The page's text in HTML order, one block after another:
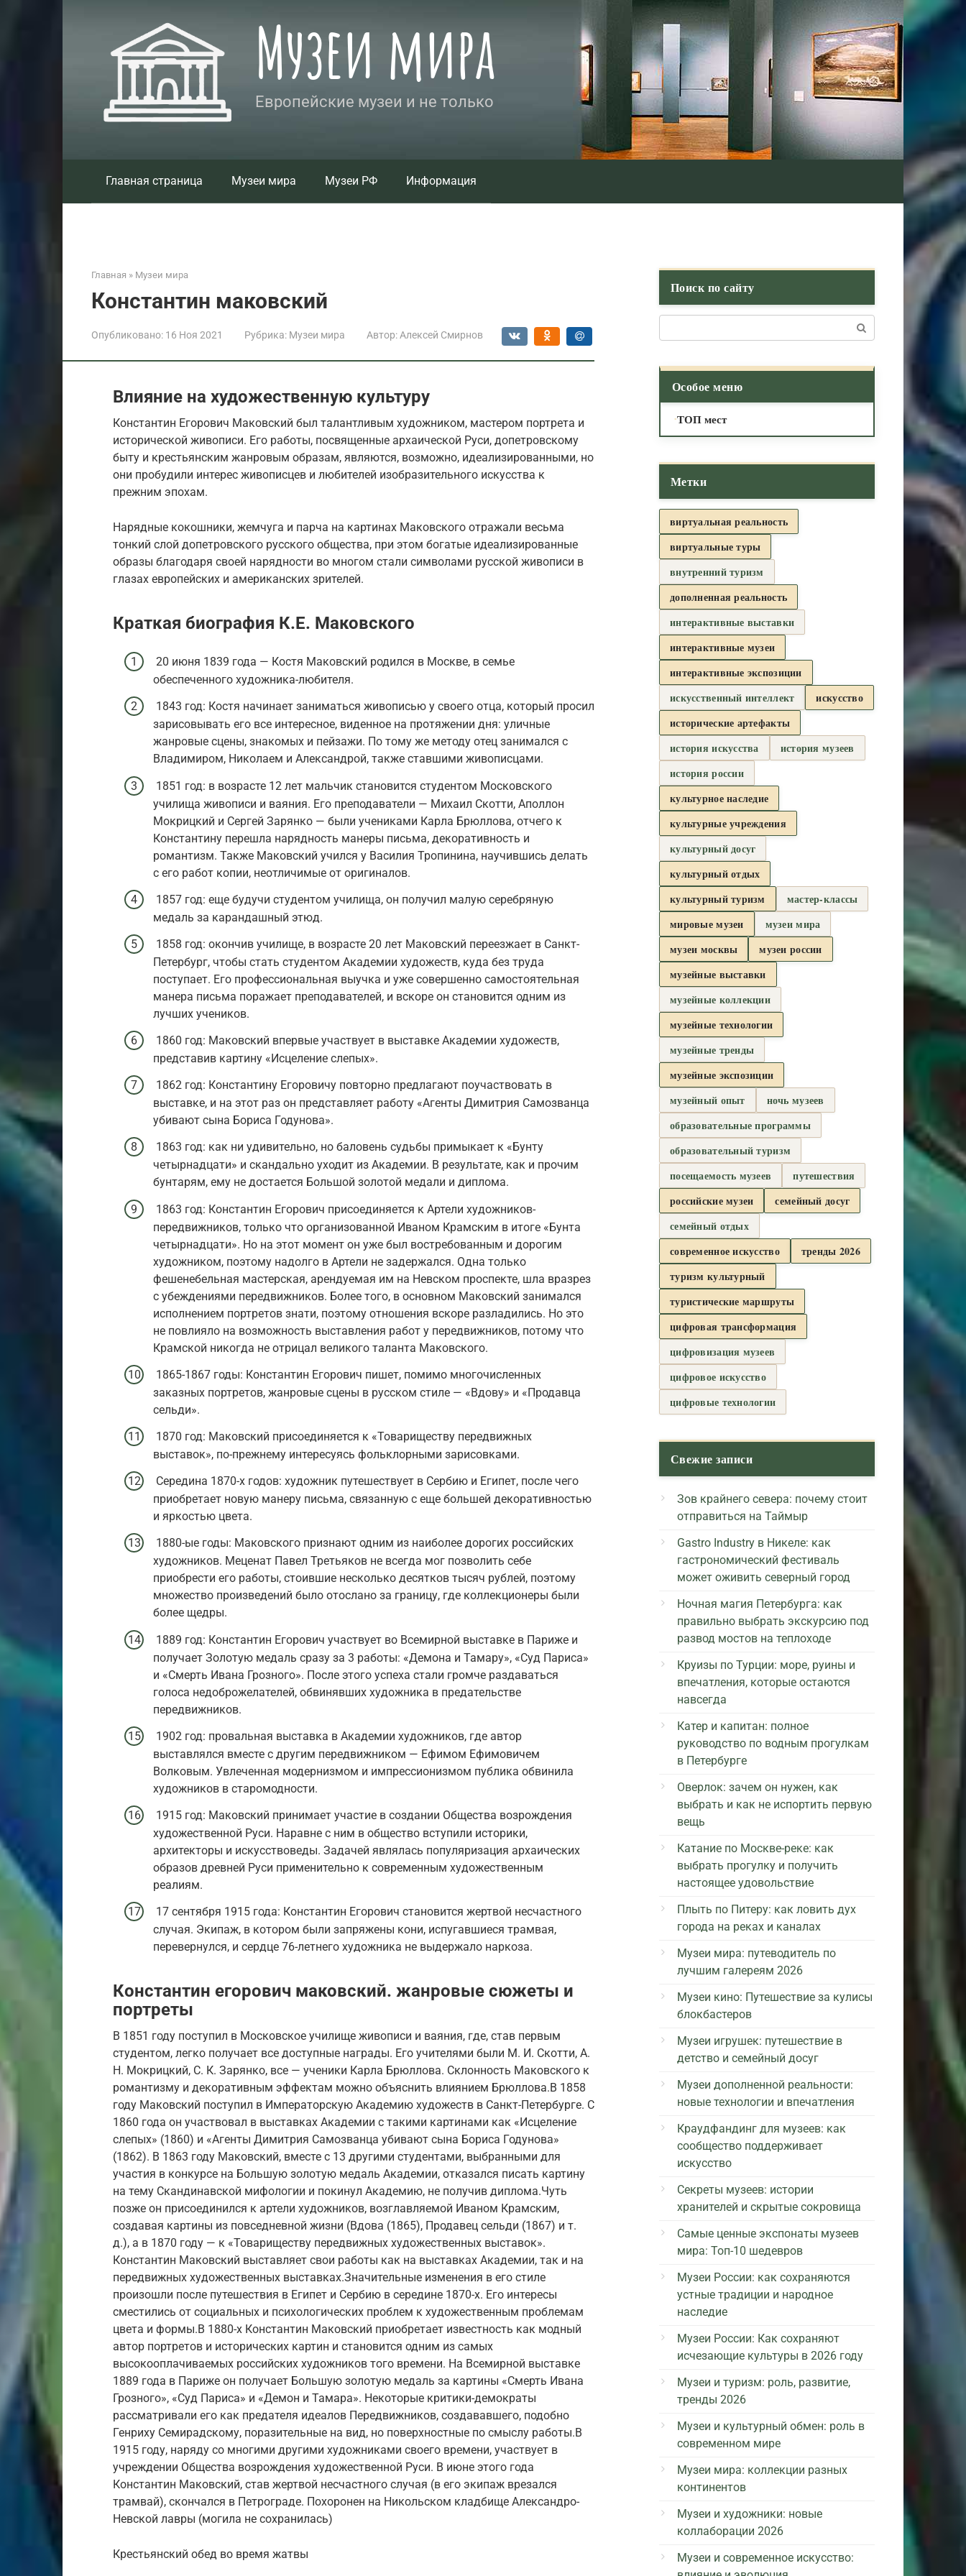
Музеи мира
Европейские музеи и не только
Главная страница Музеи мира Музеи РФ Информация
Главная » Музеи мира
Константин маковский
Опубликовано: 16 Ноя 2021 Рубрика: Музеи мира Автор: Алексей Смирнов
Влияние на художественную культуру
Константин Егорович Маковский был талантливым художником, мастером портрета и
исторической живописи. Его работы, посвященные архаической Руси, допетровскому
быту и крестьянским жанровым образам, являются, возможно, идеализированными, но
они пробудили интерес живописцев и любителей изобразительного искусства к
прежним эпохам.
Нарядные кокошники, жемчуга и парча на картинах Маковского отражали весьма
тонкий слой допетровского русского общества, при этом богатые идеализированные
образы благодаря своей нарядности во многом стали символами русской живописи в
глазах европейских и американских зрителей.
Краткая биография К.Е. Маковского
20 июня 1839 года — Костя Маковский родился в Москве, в семье
обеспеченного художника-любителя.
1843 год: Костя начинает заниматься живописью у своего отца, который просил
зарисовывать его все интересное, виденное на протяжении дня: уличные
жанровые сцены, знакомых и пейзажи. По тому же методу отец занимался с
Владимиром, Николаем и Александрой, также ставшими живописцами.
1851 год: в возрасте 12 лет мальчик становится студентом Московского
училища живописи и ваяния. Его преподаватели — Михаил Скотти, Аполлон
Мокрицкий и Сергей Зарянко — были учениками Карла Брюллова, отчего к
Константину перешла нарядность манеры письма, декоративность и
романтизм. Также Маковский учился у Василия Тропинина, научившись делать
с его работ копии, неотличимые от оригиналов.
1857 год: еще будучи студентом училища, он получил малую серебряную
медаль за карандашный этюд.
1858 год: окончив училище, в возрасте 20 лет Маковский переезжает в Санкт-
Петербург, чтобы стать студентом Академии художеств, куда без труда
поступает. Его профессиональная выучка и уже совершенно самостоятельная
манера письма поражает преподавателей, и вскоре он становится одним из
лучших учеников.
1860 год: Маковский впервые участвует в выставке Академии художеств,
представив картину «Исцеление слепых».
1862 год: Константину Егоровичу повторно предлагают поучаствовать в
выставке, и на этот раз он представляет работу «Агенты Димитрия Самозванца
убивают сына Бориса Годунова».
1863 год: как ни удивительно, но баловень судьбы примыкает к «Бунту
четырнадцати» и скандально уходит из Академии. В результате, как и прочим
бунтарям, ему не достается Большой золотой медали и диплома.
1863 год: Константин Егорович присоединяется к Артели художников-
передвижников, только что организованной Иваном Крамским в итоге «Бунта
четырнадцати». Но на этот момент он уже был востребованным и дорогим
художником, поэтому надолго в Артели не задержался. Одна только
фешенебельная мастерская, арендуемая им на Невском проспекте, шла вразрез
с убеждениями передвижников. Более того, в основном Маковский занимался
исполнением портретов знати, поэтому отношения вскоре разладились. Но это
не повлияло на возможность выставления работ у передвижников, потому что
Крамской никогда не отрицал великого таланта Маковского.
1865-1867 годы: Константин Егорович пишет, помимо многочисленных
заказных портретов, жанровые сцены в русском стиле — «Вдову» и «Продавца
сельди».
1870 год: Маковский присоединяется к «Товариществу передвижных
выставок», по-прежнему интересуясь фольклорными зарисовками.
Середина 1870-х годов: художник путешествует в Сербию и Египет, после чего
приобретает новую манеру письма, связанную с еще большей декоративностью
и яркостью цвета.
1880-ые годы: Маковского признают одним из наиболее дорогих российских
художников. Меценат Павел Третьяков не всегда мог позволить себе
приобрести его работы, стоившие несколько десятков тысяч рублей, поэтому
множество произведений было отослано за границу, где коллекционеры были
более щедры.
1889 год: Константин Егорович участвует во Всемирной выставке в Париже и
получает Золотую медаль сразу за 3 работы: «Демона и Тамару», «Суд Париса»
и «Смерть Ивана Грозного». После этого успеха стали громче раздаваться
голоса недоброжелателей, обвинявших художника в предательстве
передвижников.
1902 год: провальная выставка в Академии художников, где автор
выставлялся вместе с другим передвижником — Ефимом Ефимовичем
Волковым. Увлеченная модернизмом и импрессионизмом публика обвинила
художников в старомодности.
1915 год: Маковский принимает участие в создании Общества возрождения
художественной Руси. Наравне с ним в общество вступили историки,
архитекторы и искусствоведы. Задачей являлась популяризация архаических
образов древней Руси применительно к современным художественным
реалиям.
17 сентября 1915 года: Константин Егорович становится жертвой несчастного
случая. Экипаж, в котором были запряжены кони, испугавшиеся трамвая,
перевернулся, и сердце 76-летнего художника не выдержало наркоза.
Константин егорович маковский. жанровые сюжеты и
портреты
В 1851 году поступил в Московское училище живописи и ваяния, где, став первым
студентом, легко получает все доступные награды. Его учителями были М. И. Скотти, А.
Н. Мокрицкий, С. К. Зарянко, все — ученики Карла Брюллова. Склонность Маковского к
романтизму и декоративным эффектам можно объяснить влиянием Брюллова.В 1858
году Маковский поступил в Императорскую Академию художеств в Санкт-Петербурге. С
1860 года он участвовал в выставках Академии с такими картинами как «Исцеление
слепых» (1860) и «Агенты Димитрия Самозванца убивают сына Бориса Годунова»
(1862). В 1863 году Маковский, вместе с 13 другими студентами, выбранными для
участия в конкурсе на Большую золотую медаль Академии, отказался писать картину
на тему Скандинавской мифологии и покинул Академию, не получив диплома.Чуть
позже он присоединился к артели художников, возглавляемой Иваном Крамским,
создавая картины из повседневной жизни (Вдова (1865), Продавец сельди (1867) и т.
д.), а в 1870 году — к «Товариществу передвижных художественных выставок».
Константин Маковский выставляет свои работы как на выставках Академии, так и на
передвижных художественных выставках.Значительные изменения в его стиле
произошли после путешествия в Египет и Сербию в середине 1870-х. Его интересы
сместились от социальных и психологических проблем к художественным проблемам
цвета и формы.В 1880-х Константин Маковский приобретает известность как модный
автор портретов и исторических картин и становится одним из самых
высокооплачиваемых российских художников того времени. На Всемирной выставке
1889 года в Париже он получает Большую золотую медаль за картины «Смерть Ивана
Грозного», «Суд Париса» и «Демон и Тамара». Некоторые критики-демократы
рассматривали его как предателя идеалов Передвижников, создававшего, подобно
Генриху Семирадскому, поразительные на вид, но поверхностные по смыслу работы.В
1915 году, наряду со многими другими художниками своего времени, участвует в
учреждении Общества возрождения художественной Руси. В июне этого года
Константин Маковский, став жертвой несчастного случая (в его экипаж врезался
трамвай), скончался в Петрограде. Похоронен на Никольском кладбище Александро-
Невской лавры (могила не сохранилась)
Крестьянский обед во время жатвы
Поиск по сайту
Особое меню
ТОП мест
Метки
виртуальная реальность
виртуальные туры
внутренний туризм
дополненная реальность
интерактивные выставки
интерактивные музеи
интерактивные экспозиции
искусственный интеллект
искусство
исторические артефакты
история искусства
история музеев
история россии
культурное наследие
культурные учреждения
культурный досуг
культурный отдых
культурный туризм
мастер-классы
мировые музеи
музеи мира
музеи москвы
музеи россии
музейные выставки
музейные коллекции
музейные технологии
музейные тренды
музейные экспозиции
музейный опыт
ночь музеев
образовательные программы
образовательный туризм
посещаемость музеев
путешествия
российские музеи
семейный досуг
семейный отдых
современное искусство
тренды 2026
туризм культурный
туристические маршруты
цифровая трансформация
цифровизация музеев
цифровое искусство
цифровые технологии
Свежие записи
Зов крайнего севера: почему стоит
отправиться на Таймыр
Gastro Industry в Никеле: как
гастрономический фестиваль
может оживить северный город
Ночная магия Петербурга: как
правильно выбрать экскурсию под
развод мостов на теплоходе
Круизы по Турции: море, руины и
впечатления, которые остаются
навсегда
Катер и капитан: полное
руководство по водным прогулкам
в Петербурге
Оверлок: зачем он нужен, как
выбрать и как не испортить первую
вещь
Катание по Москве-реке: как
выбрать прогулку и получить
настоящее удовольствие
Плыть по Питеру: как ловить дух
города на реках и каналах
Музеи мира: путеводитель по
лучшим галереям 2026
Музеи кино: Путешествие за кулисы
блокбастеров
Музеи игрушек: путешествие в
детство и семейный досуг
Музеи дополненной реальности:
новые технологии и впечатления
Краудфандинг для музеев: как
сообщество поддерживает
искусство
Секреты музеев: истории
хранителей и скрытые сокровища
Самые ценные экспонаты музеев
мира: Топ-10 шедевров
Музеи России: как сохраняются
устные традиции и народное
наследие
Музеи России: Как сохраняют
исчезающие культуры в 2026 году
Музеи и туризм: роль, развитие,
тренды 2026
Музеи и культурный обмен: роль в
современном мире
Музеи мира: коллекции разных
континентов
Музеи и художники: новые
коллаборации 2026
Музеи и современное искусство: